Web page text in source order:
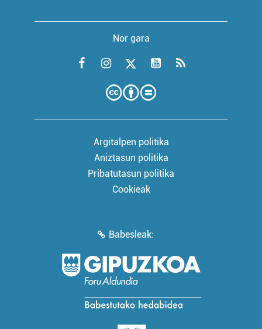
Nor gara
Argitalpen politika
Aniztasun politika
Pribatutasun politika
Cookieak
Babesleak: